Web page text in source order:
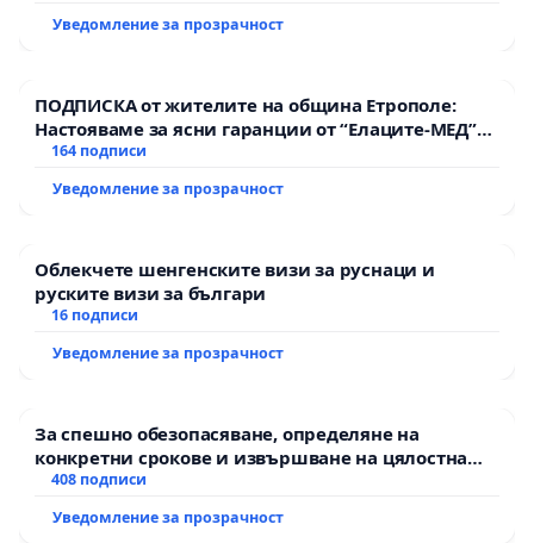
Уведомление за прозрачност
ПОДПИСКА от жителите на община Етрополе:
Настояваме за ясни гаранции от “Елаците-МЕД”
АД и от държавата, че ще се изпълнят всички
164 подписи
Уведомление за прозрачност
Облекчете шенгенските визи за руснаци и
руските визи за българи
16 подписи
Уведомление за прозрачност
За спешно обезопасяване, определяне на
конкретни срокове и извършване на цялостна
рехабилитация на републиканския път между
Мирово - к.к. Момин проход
408 подписи
Уведомление за прозрачност